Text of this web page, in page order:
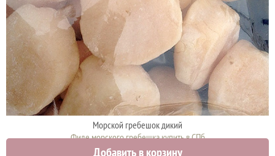
Морской гребешок дикий
Филе морского гребешка купить в СПб
Добавить в корзину